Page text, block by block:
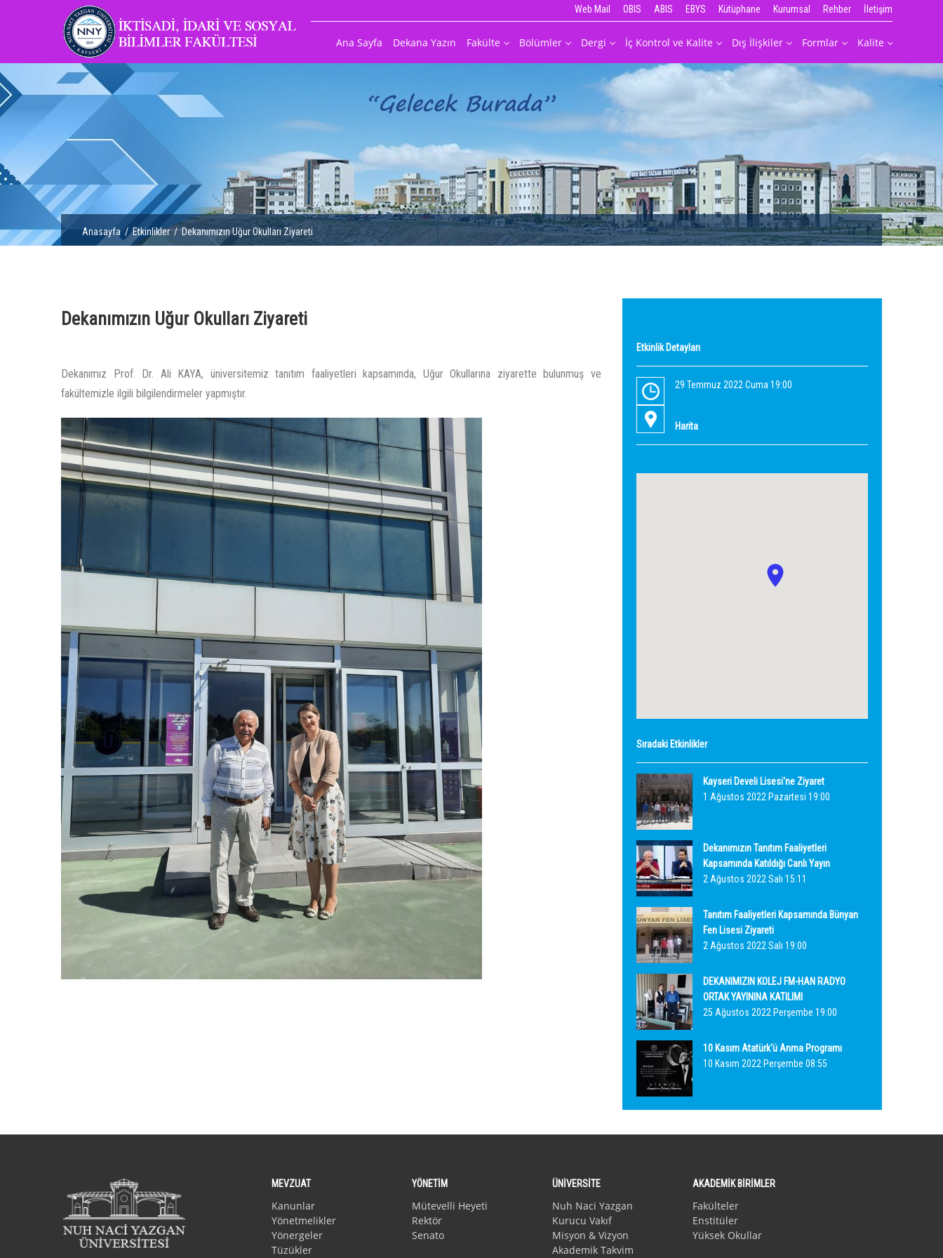
Web Mail OBIS ABIS EBYS Kütüphane Kurumsal Rehber İletişim
Ana Sayfa Dekana Yazın Fakülte Bölümler Dergi İç Kontrol ve Kalite Dış İlişkiler Formlar Kalite
Anasayfa /Etkinlikler/ Dekanımızın Uğur Okulları Ziyareti
Dekanımızın Uğur Okulları Ziyareti
Dekanımız Prof. Dr. Ali KAYA, üniversitemiz tanıtım faaliyetleri kapsamında, Uğur Okullarına ziyarette bulunmuş ve
fakültemizle ilgili bilgilendirmeler yapmıştır.
Etkinlik Detayları
29 Temmuz 2022 Cuma 19:00
Harita
Sıradaki Etkinlikler
Kayseri Develi Lisesi'ne Ziyaret
1 Ağustos 2022 Pazartesi 19:00
Dekanımızın Tanıtım Faaliyetleri
Kapsamında Katıldığı Canlı Yayın
2 Ağustos 2022 Salı 15:11
Tanıtım Faaliyetleri Kapsamında Bünyan
Fen Lisesi Ziyareti
2 Ağustos 2022 Salı 19:00
DEKANIMIZIN KOLEJ FM-HAN RADYO
ORTAK YAYININA KATILIMI
25 Ağustos 2022 Perşembe 19:00
10 Kasım Atatürk'ü Anma Programı
10 Kasım 2022 Perşembe 08:55
MEVZUAT
Kanunlar
Yönetmelikler
Yönergeler
Tüzükler
YÖNETİM
Mütevelli Heyeti
Rektör
Senato
ÜNİVERSİTE
Nuh Naci Yazgan
Kurucu Vakıf
Misyon & Vizyon
Akademik Takvim
AKADEMİK BİRİMLER
Fakülteler
Enstitüler
Yüksek Okullar